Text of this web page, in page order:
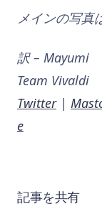
メインの写真
訳 – Mayumi
Team Vivaldi
Twitter|
e
記事を共有